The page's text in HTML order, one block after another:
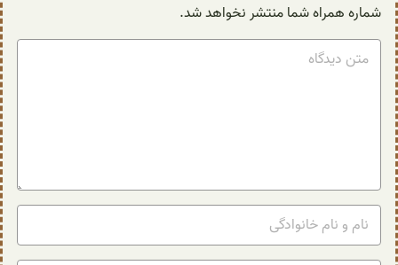
شماره همراه شما منتشر نخواهد شد.